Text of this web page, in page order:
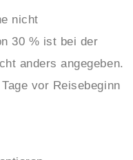
nicht
30 % ist bei der
anders angegeben.
vor Reisebeginn